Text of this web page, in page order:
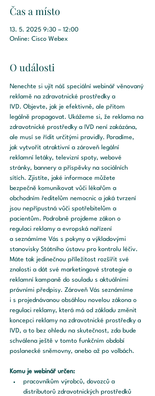
Čas a místo
13. 5. 2025 9:30 – 12:00
Online: Cisco Webex
O události
Nenechte si ujít náš speciální webinář věnovaný
reklamě na zdravotnické prostředky a
IVD. Objevte, jak je efektivně, ale přitom
legálně propagovat. Ukážeme si, že reklama na
zdravotnické prostředky a IVD není zakázána,
ale musí se řídit určitými pravidly. Poradíme,
jak vytvořit atraktivní a zároveň legální
reklamní letáky, televizní spoty, webové
stránky, bannery a příspěvky na sociálních
sítích. Zjistíte, jaké informace můžete
bezpečně komunikovat vůči lékařům a
obchodním ředitelům nemocnic a jaká tvrzení
jsou nepřípustná vůči spotřebitelům a
pacientům. Podrobně projdeme zákon o
regulaci reklamy a evropská nařízení
a seznámíme Vás s pokyny a výkladovými
stanovisky Státního ústavu pro kontrolu léčiv.
Máte tak jedinečnou příležitost rozšířit své
znalosti a dát své marketingové strategie a
reklamní kampaně do souladu s aktuálními
právními předpisy. Zároveň Vás seznámíme
i s projednávanou obsáhlou novelou zákona o
regulaci reklamy, která má od základu změnit
koncepci reklamy na zdravotnické prostředky a
IVD, a to bez ohledu na skutečnost, zda bude
schválena ještě v tomto funkčním období
poslanecké sněmovny, anebo až po volbách.
Komu je webinář určen:
pracovníkům výrobců, dovozců a
distributorů zdravotnických prostředků